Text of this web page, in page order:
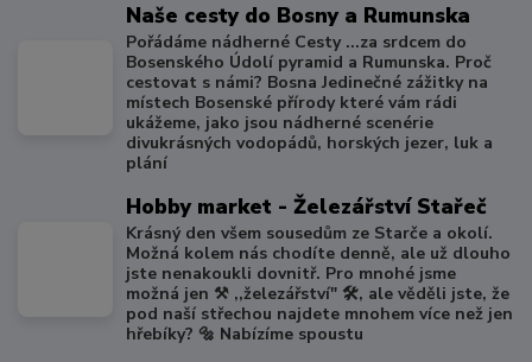
Naše cesty do Bosny a Rumunska
Pořádáme nádherné Cesty ...za srdcem do
Bosenského Údolí pyramid a Rumunska. Proč
cestovat s námi? Bosna Jedinečné zážitky na
místech Bosenské přírody které vám rádi
ukážeme, jako jsou nádherné scenérie
divukrásných vodopádů, horských jezer, luk a
plání
Hobby market - Železářství Stařeč
Krásný den všem sousedům ze Starče a okolí.
Možná kolem nás chodíte denně, ale už dlouho
jste nenakoukli dovnitř. Pro mnohé jsme
možná jen ⚒️ ,,železářství" 🛠️, ale věděli jste, že
pod naší střechou najdete mnohem více než jen
hřebíky? 🔩 Nabízíme spoustu